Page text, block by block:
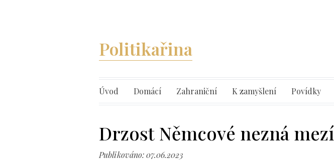
Politikařina
Úvod Domácí Zahraniční K zamyšlení Povídky
Drzost Němcové nezná mezí
Publikováno: 07.06.2023